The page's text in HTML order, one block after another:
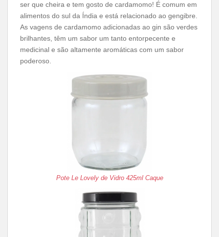
ser que cheira e tem gosto de cardamomo! É comum em
alimentos do sul da Índia e está relacionado ao gengibre.
As vagens de cardamomo adicionadas ao gin são verdes
brilhantes, têm um sabor um tanto entorpecente e
medicinal e são altamente aromáticas com um sabor
poderoso.
Pote Le Lovely de Vidro 425ml Caque